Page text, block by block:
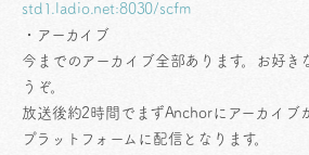
std1.ladio.net:8030/scfm
・アーカイブ
今までのアーカイブ全部あります。お好き
うぞ。
放送後約2時間でまずAnchorにアーカイブ
プラットフォームに配信となります。